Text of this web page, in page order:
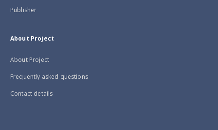
Publisher
About Project
About Project
Frequently asked questions
Contact details